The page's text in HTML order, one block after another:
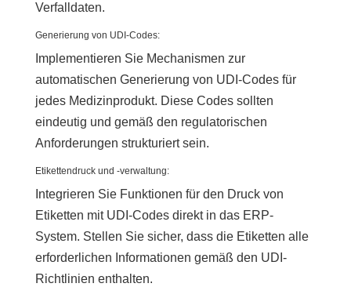
Verfalldaten.
Generierung von UDI-Codes:
Implementieren Sie Mechanismen zur
automatischen Generierung von UDI-Codes für
jedes Medizinprodukt. Diese Codes sollten
eindeutig und gemäß den regulatorischen
Anforderungen strukturiert sein.
Etikettendruck und -verwaltung:
Integrieren Sie Funktionen für den Druck von
Etiketten mit UDI-Codes direkt in das ERP-
System. Stellen Sie sicher, dass die Etiketten alle
erforderlichen Informationen gemäß den UDI-
Richtlinien enthalten.